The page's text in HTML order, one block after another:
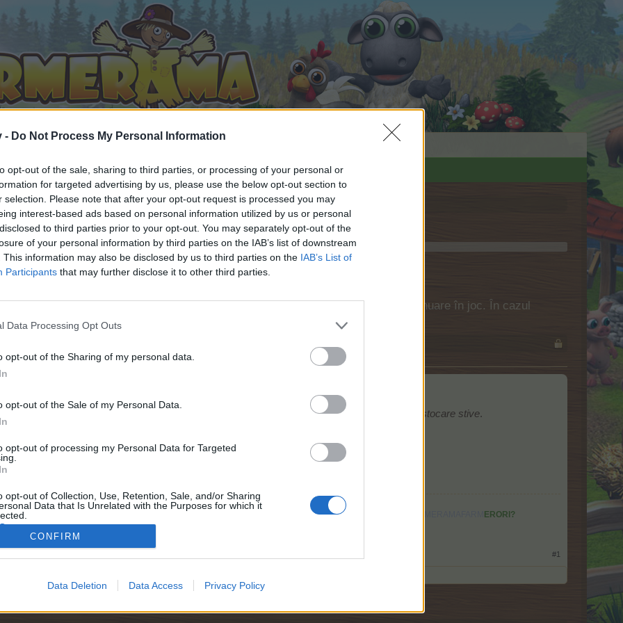
- Do Not Process My Personal Information
opt-out of the sale, sharing to third parties, or processing of your personal or
for targeted advertising by us, please use the below opt-out section to
selection. Please note that after your opt-out request is processed you may
interest-based ads based on personal information utilized by us or personal
to third parties prior to your opt-out. You may separately opt-out of the
of your personal information by third parties on the IAB’s list of downstream
This information may also be disclosed by us to third parties on the IAB’s List of
Participants that may further disclose it to other third parties.
Data Processing Opt Outs
opt-out of the Sharing of my personal data.
opt-out of the Sale of my Personal Data.
opt-out of processing my Personal Data for Targeted
opt-out of Collection, Use, Retention, Sale, and/or Sharing
Data that Is Unrelated with the Purposes for which it
CONFIRM
Data Deletion Data Access Privacy Policy
întrebări sau vrei să deschizi alte teme, este necesar să te conectezi în continuare în joc. În cazul
Ne bucurăm să te revedem în viitor în forumul nostru! CLICK AICI
15:00 - 03 iunie 2026, ora României 23:00, se va desfășura un nou event cu mini-joc tip stocare stive.
AICI.
FARMERAMAFARMERAMAFARMERAMACUPRINS TUTORIALE
AFARMERAMAFARMERAMA
EVENIMENTE ARAMAFARMERAMAFARMERAMAFARMERAMA FARMERAMAFARMERAMAFARMERAMAFARMERAMAFARM
ERORI?
ARMERAMAFARMERAMA
FARMERAMAFARMER
#1